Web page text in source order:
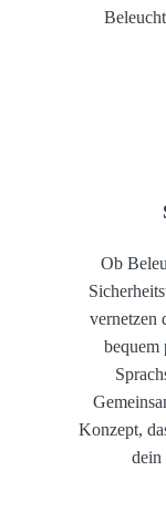
Ob
vernetzen
bequem
Konzept,
dein